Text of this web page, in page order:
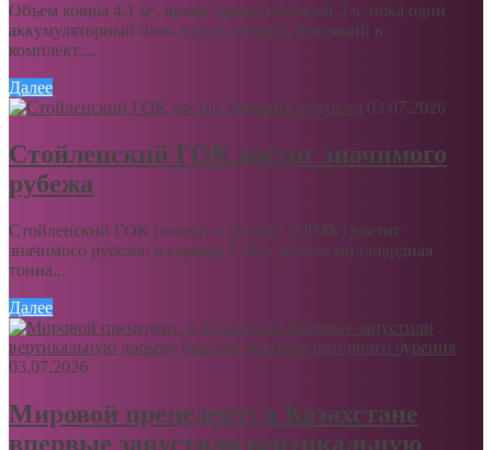
Объем ковша 4,1 м³, время зарядки батарей 2 ч, пока один
аккумуляторный блок в деле, второй, входящий в
комплект,...
Далее
03.07.2026
Стойленский ГОК достиг значимого
рубежа
Стойленский ГОК (входит в Группу НЛМК) достиг
значимого рубежа: в карьере ГОКа добыта миллиардная
тонна...
Далее
03.07.2026
Мировой прецедент: в Казахстане
впервые запустили вертикальную